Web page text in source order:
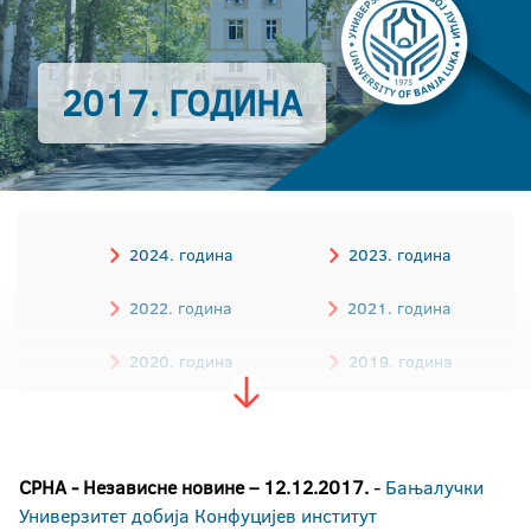
2017. ГОДИНА
2024. година 2023. година
2022. година 2021. година
2020. година 2019. година
2016. година
СРНА - Независне новине – 12.12.2017.- Бањалучки
Универзитет добија Конфуцијев институт